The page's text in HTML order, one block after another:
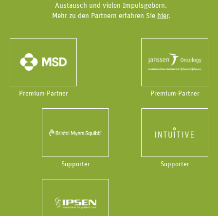
Austausch und vielen Impulsgebern.
Mehr zu den Partnern erfahren Sie hier.
Premium-Partner Premium-Partner
Supporter Supporter